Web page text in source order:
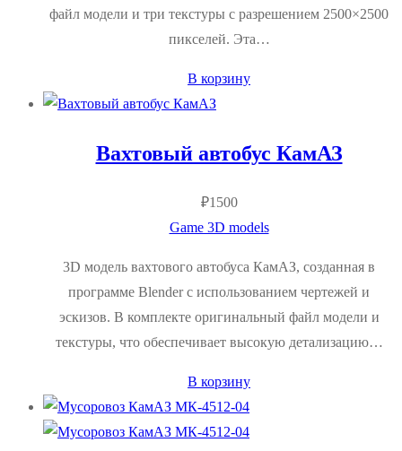
файл модели и три текстуры с разрешением 2500×2500
пикселей. Эта…
В корзину
Вахтовый автобус КамАЗ
₽1500
Game 3D models
3D модель вахтового автобуса КамАЗ, созданная в
программе Blender с использованием чертежей и
эскизов. В комплекте оригинальный файл модели и
текстуры, что обеспечивает высокую детализацию…
В корзину